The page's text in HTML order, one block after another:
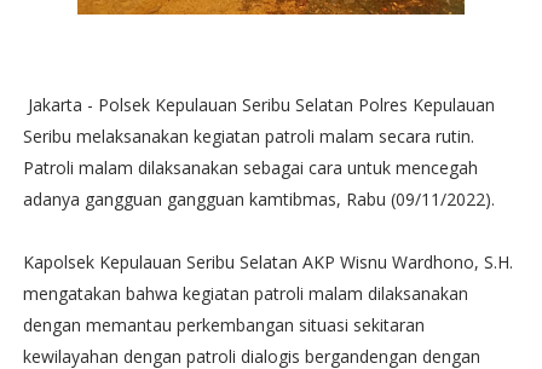
Jakarta - Polsek Kepulauan Seribu Selatan Polres Kepulauan
Seribu melaksanakan kegiatan patroli malam secara rutin.
Patroli malam dilaksanakan sebagai cara untuk mencegah
adanya gangguan gangguan kamtibmas, Rabu (09/11/2022).
Kapolsek Kepulauan Seribu Selatan AKP Wisnu Wardhono, S.H.
mengatakan bahwa kegiatan patroli malam dilaksanakan
dengan memantau perkembangan situasi sekitaran
kewilayahan dengan patroli dialogis bergandengan dengan